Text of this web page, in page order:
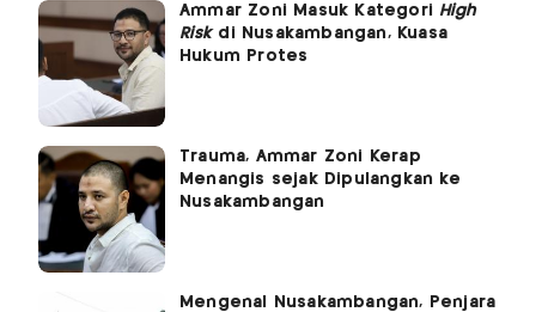
Ammar Zoni Masuk Kategori High
Riskdi Nusakambangan, Kuasa
Hukum Protes
Trauma, Ammar Zoni Kerap
Menangis sejak Dipulangkan ke
Nusakambangan
Mengenal Nusakambangan, Penjara